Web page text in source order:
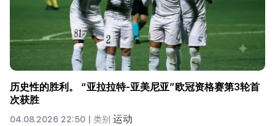
历史性的胜利。 “亚拉拉特-亚美尼亚”欧冠资格赛第3轮首
次获胜
04.08.2026 22:50 | 类别 运动